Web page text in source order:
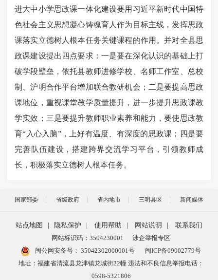
进大中小学思政课一体化建设要用习近平新时代中国特
色社会主义思想凝心铸魂育人作为目标主线，发挥思政
课落实立德树人根本任务关键课程的作用。并对全县思
政课建设提出四点要求：一是要在深化认识的基础上打
破学段壁垒，依托县教师进修学校、名师工作室、总校
制、沪明合作平台增加联合教研机会；二是要提高思政
课地位，重视课堂教学质量提升，进一步提升思政课教
学实效；三是要提升教师职业素养和能力，要使思政教
育“入心入脑”，上好有温度、有深度的思政课；四是要
完善队伍建设，搭建跨界交流学习平台，引领教师成
长，积极落实立德树人根本任务。
国家部委 省级政府 省内地市 三明县区 新闻媒体
站点地图 隐私保护 使用帮助 网站说明
联系我们
网站标识码：3504230001
涉企举报专区
闽公网安备号： 35042302000001号
闽ICP备09002779号
地址：福建省清流县龙津镇龙城街22幢 违法和不良信息举报电话：
0598-5321806